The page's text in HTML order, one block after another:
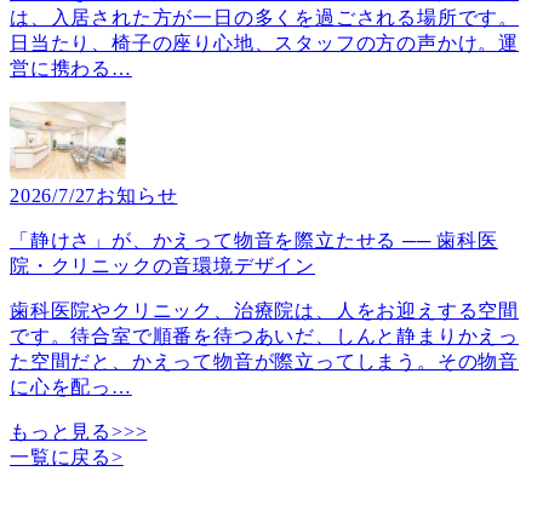
は、入居された方が一日の多くを過ごされる場所です。
日当たり、椅子の座り心地、スタッフの方の声かけ。運
営に携わる …
2026/7/27お知らせ
「静けさ」が、かえって物音を際立たせる ── 歯科医
院・クリニックの音環境デザイン
歯科医院やクリニック、治療院は、人をお迎えする空間
です。待合室で順番を待つあいだ、しんと静まりかえっ
た空間だと、かえって物音が際立ってしまう。その物音
に心を配っ …
もっと見る>>>
一覧に戻る>